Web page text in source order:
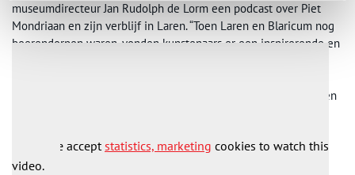
museumdirecteur Jan Rudolph de Lorm een podcast over Piet
Mondriaan en zijn verblijf in Laren. “Toen Laren en Blaricum nog
boerendorpen waren, vonden kunstenaars er een inspirerende en
manier van schilderen, in ateliers die vaak niet meer voorstelden
Please acceptstatistics, marketing cookies to watch this
video.